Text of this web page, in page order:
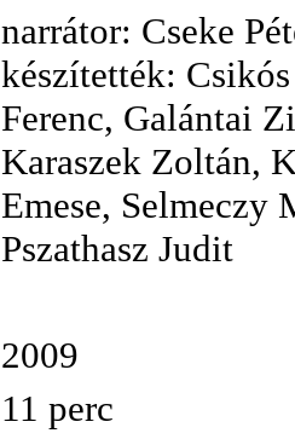
narrátor: Cseke
készítették:
Ferenc, Galántai
Karaszek Zoltán,
Emese, Selmeczy
Pszathasz Judit
2009
11 perc